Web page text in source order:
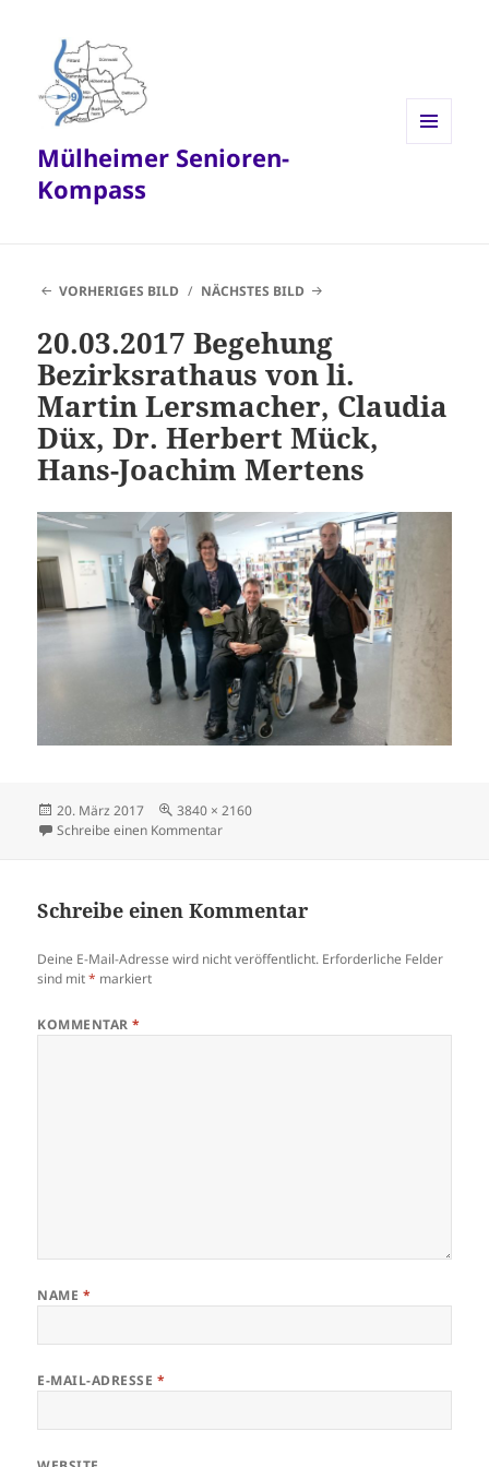
Mülheimer Senioren-
Kompass
VORHERIGES BILD NÄCHSTES BILD
20.03.2017 Begehung
Bezirksrathaus von li.
Martin Lersmacher, Claudia
Düx, Dr. Herbert Mück,
Hans-Joachim Mertens
Veröffentlicht
am
20. März 2017
Volle
Größe
3840 × 2160
Schreibe einen Kommentarzu 20.03.2017 Begehung Bezirksrathaus
Schreibe einen Kommentar
Deine E-Mail-Adresse wird nicht veröffentlicht. Erforderliche Felder
sind mit* markiert
KOMMENTAR*
NAME *
E-MAIL-ADRESSE *